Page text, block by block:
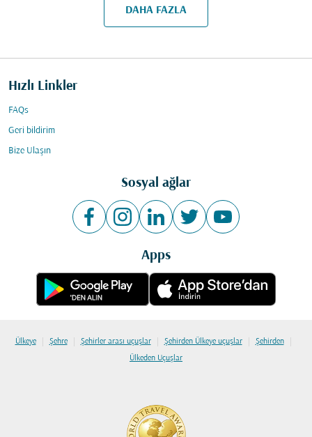
DAHA FAZLA
Hızlı Linkler
FAQs
Geri bildirim
Bize Ulaşın
Sosyal ağlar
Apps
Ülkeye | Şehre | Şehirler arası uçuşlar | Şehirden Ülkeye uçuşlar | Şehirden |
Ülkeden Uçuşlar